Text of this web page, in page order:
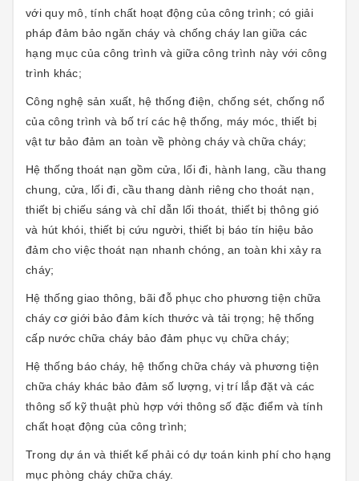
với quy mô, tính chất hoạt động của công trình; có giải
pháp đảm bảo ngăn cháy và chống cháy lan giữa các
hạng mục của công trình và giữa công trình này với công
trình khác;
Công nghệ sản xuất, hệ thống điện, chống sét, chống nổ
của công trình và bố trí các hệ thống, máy móc, thiết bị
vật tư bảo đảm an toàn về phòng cháy và chữa cháy;
Hệ thống thoát nạn gồm cửa, lối đi, hành lang, cầu thang
chung, cửa, lối đi, cầu thang dành riêng cho thoát nạn,
thiết bị chiếu sáng và chỉ dẫn lối thoát, thiết bị thông gió
và hút khói, thiết bị cứu người, thiết bị báo tín hiệu bảo
đảm cho việc thoát nạn nhanh chóng, an toàn khi xảy ra
cháy;
Hệ thống giao thông, bãi đỗ phục cho phương tiện chữa
cháy cơ giới bảo đảm kích thước và tải trọng; hệ thống
cấp nước chữa cháy bảo đảm phục vụ chữa cháy;
Hệ thống báo cháy, hệ thống chữa cháy và phương tiện
chữa cháy khác bảo đảm số lượng, vị trí lắp đặt và các
thông số kỹ thuật phù hợp với thông số đặc điểm và tính
chất hoạt động của công trình;
Trong dự án và thiết kế phải có dự toán kinh phí cho hạng
mục phòng cháy chữa cháy.